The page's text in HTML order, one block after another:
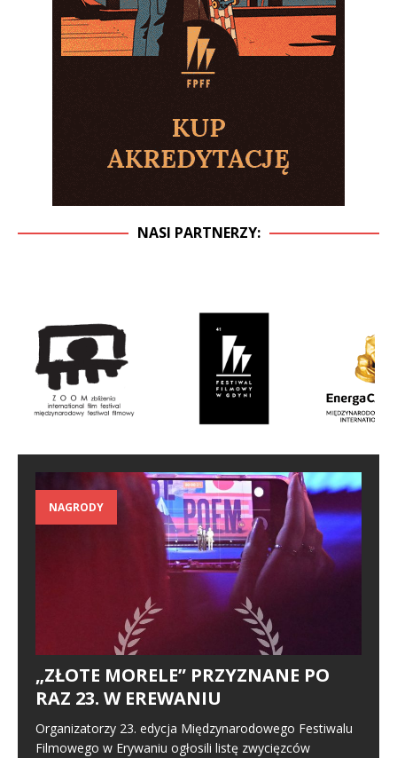
NASI PARTNERZY:
NAGRODY
„ZŁOTE MORELE” PRZYZNANE PO
RAZ 23. W EREWANIU
Organizatorzy 23. edycja Międzynarodowego Festiwalu
Filmowego w Erywaniu ogłosili listę zwycięzców